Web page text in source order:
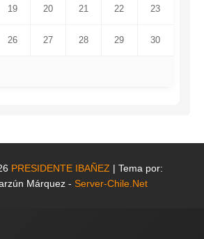
19 20 21 22 23
26 27 28 29 30
PRESIDENTE IBAÑEZ | Tema por:
Márquez - Server-Chile.Net